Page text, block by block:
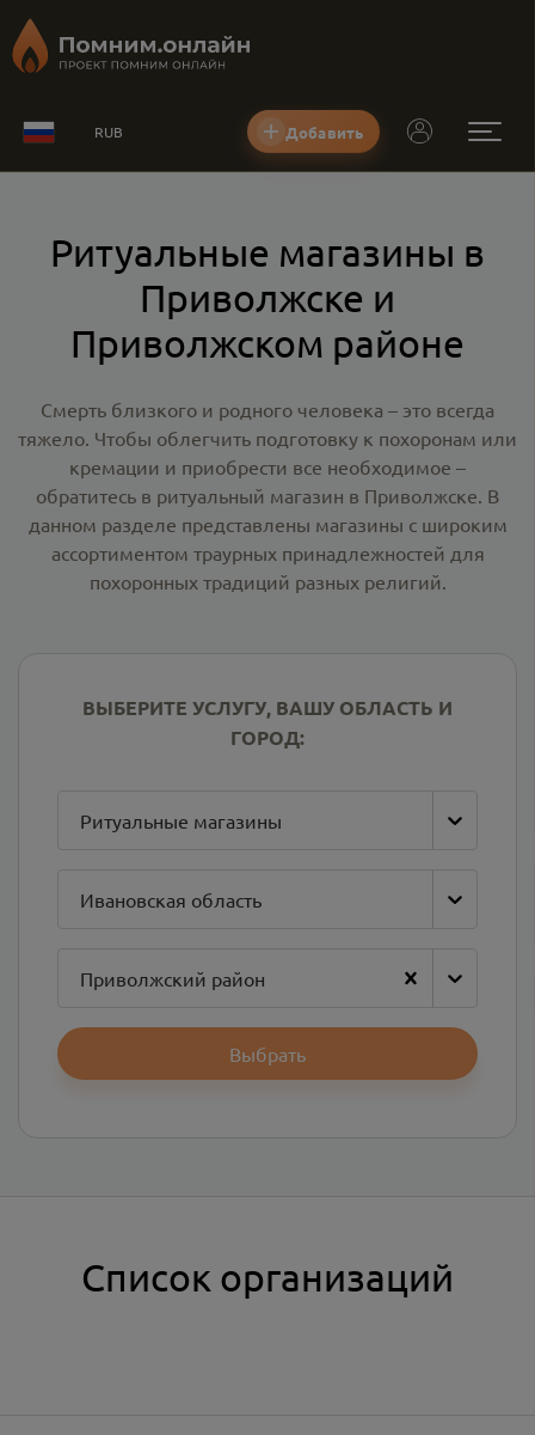
RUB Добавить
Ритуальные магазины в
Приволжске и
Приволжском районе
Смерть близкого и родного человека – это всегда
тяжело. Чтобы облегчить подготовку к похоронам или
кремации и приобрести все необходимое –
обратитесь в ритуальный магазин в Приволжске. В
данном разделе представлены магазины с широким
ассортиментом траурных принадлежностей для
похоронных традиций разных религий.
ВЫБЕРИТЕ УСЛУГУ, ВАШУ ОБЛАСТЬ И
ГОРОД:
Ритуальные магазины
Ивановская область
Приволжский район
Выбрать
Список организаций